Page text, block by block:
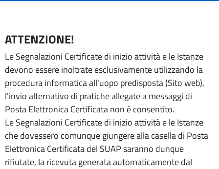
ATTENZIONE!
Le Segnalazioni Certificate di inizio attività e le Istanze
devono essere inoltrate esclusivamente utilizzando la
procedura informatica all'uopo predisposta (Sito web),
l'invio alternativo di pratiche allegate a messaggi di
Posta Elettronica Certificata non è consentito.
Le Segnalazioni Certificate di inizio attività e le Istanze
che dovessero comunque giungere alla casella di Posta
Elettronica Certificata del SUAP saranno dunque
rifiutate, la ricevuta generata automaticamente dal